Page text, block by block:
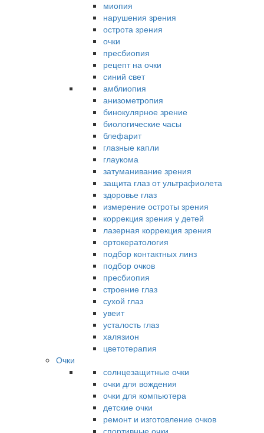
миопия
нарушения зрения
острота зрения
очки
пресбиопия
рецепт на очки
синий свет
амблиопия
анизометропия
бинокулярное зрение
биологические часы
блефарит
глазные капли
глаукома
затуманивание зрения
защита глаз от ультрафиолета
здоровье глаз
измерение остроты зрения
коррекция зрения у детей
лазерная коррекция зрения
ортокератология
подбор контактных линз
подбор очков
пресбиопия
строение глаз
сухой глаз
увеит
усталость глаз
халязион
цветотерапия
Очки
солнцезащитные очки
очки для вождения
очки для компьютера
детские очки
ремонт и изготовление очков